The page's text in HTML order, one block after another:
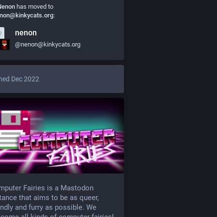
has moved to
:
nenon
@nenon@kinkycats.org
Dec 2022
Fairies is a Mastodon
that aims to be as queer,
and furry as possible. We